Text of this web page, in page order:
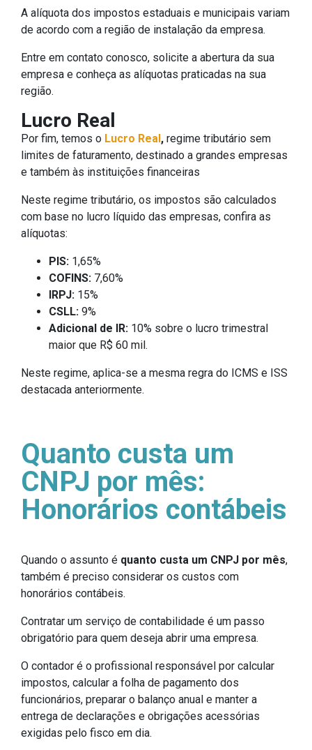
A alíquota dos impostos estaduais e municipais variam
de acordo com a região de instalação da empresa.
Entre em contato conosco, solicite a abertura da sua
empresa e conheça as alíquotas praticadas na sua
região.
Lucro Real
Por fim, temos o Lucro Real , regime tributário sem
limites de faturamento, destinado a grandes empresas
e também às instituições financeiras
Neste regime tributário, os impostos são calculados
com base no lucro líquido das empresas, confira as
alíquotas:
PIS: 1,65%
COFINS: 7,60%
IRPJ: 15%
CSLL: 9%
Adicional de IR: 10% sobre o lucro trimestral
maior que R$ 60 mil.
Neste regime, aplica-se a mesma regra do ICMS e ISS
destacada anteriormente.
Quanto custa um
CNPJ por mês:
Honorários contábeis
Quando o assunto é quanto custa um CNPJ por mês,
também é preciso considerar os custos com
honorários contábeis.
Contratar um serviço de contabilidade é um passo
obrigatório para quem deseja abrir uma empresa.
O contador é o profissional responsável por calcular
impostos, calcular a folha de pagamento dos
funcionários, preparar o balanço anual e manter a
entrega de declarações e obrigações acessórias
exigidas pelo fisco em dia.